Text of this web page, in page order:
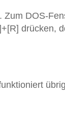
DOS-
drücken,